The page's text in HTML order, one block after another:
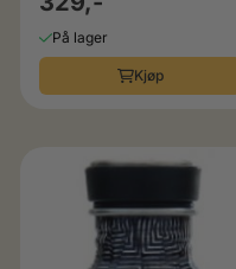
På lager
Kjøp